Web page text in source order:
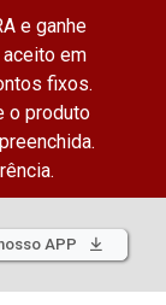
e ganhe
aceito em
fixos.
o produto
APP